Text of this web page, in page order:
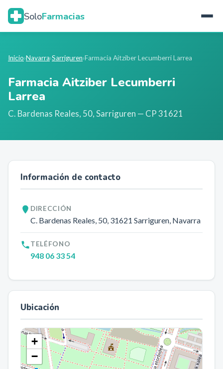
SoloFarmacias
Inicio›Navarra›Sarriguren›Farmacia Aitziber Lecumberri Larrea
Farmacia Aitziber Lecumberri
Larrea
C. Bardenas Reales, 50,Sarriguren — CP 31621
Información de contacto
DIRECCIÓN
C. Bardenas Reales, 50, 31621 Sarriguren, Navarra
TELÉFONO
948 06 33 54
Ubicación
+
−